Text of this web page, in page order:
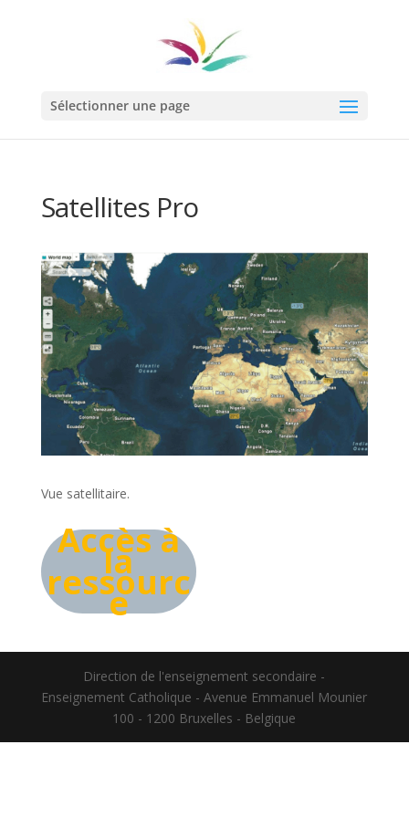
Sélectionner une page
Satellites Pro
Vue satellitaire.
Accès à
la
ressourc
e
Direction de l'enseignement secondaire -
Enseignement Catholique - Avenue Emmanuel Mounier
100 - 1200 Bruxelles - Belgique